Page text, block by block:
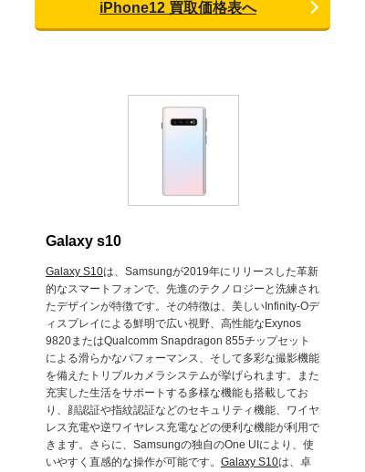
iPhone12 買取価格表へ
Galaxy s10
Galaxy S10は、Samsungが2019年にリリースした革新
的なスマートフォンで、先進のテクノロジーと洗練され
たデザインが特徴です。その特徴は、美しいInfinity-Oデ
ィスプレイによる鮮明で広い視野、高性能なExynos
9820またはQualcomm Snapdragon 855チップセット
による滑らかなパフォーマンス、そして多彩な撮影機能
を備えたトリプルカメラシステムが挙げられます。また
充実した生活をサポートする多様な機能も搭載してお
り、顔認証や指紋認証などのセキュリティ機能、ワイヤ
レス充電や逆ワイヤレス充電などの便利な機能が利用で
きます。さらに、Samsungの独自のOne UIにより、使
いやすく直感的な操作が可能です。 Galaxy S10は、卓